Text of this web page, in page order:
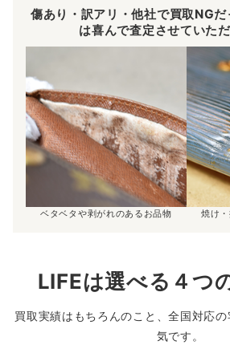
傷あり・訳アリ・他社で買取NG
は喜んで査定させていた
ベタベタや剥がれのあるお品物 焼け
LIFEは選べる４つ
買取実績はもちろんのこと、全国対応
気です。